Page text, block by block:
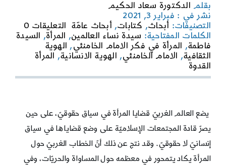
بقلم الدكتورة سعاد الحكيم
نشر في : فبراير 3, 2021
التصنيفات: أبحاث, كتابات,أبحاث عامّة التعليقات 0
الهويّة
رؤى
الكلمات المفتاحية: سيدة نساء العالمين, المرأة, السيدة
فاطمة, المرأة في فكر الامام الخامنئي , الهوية
الثقافية, الامام الخامنئي, الهوية الانسانية, المرأة
القدوة
يضع العالم الغربيّ قضايا المرأة في سياق حقوقيّ، على حين
يصرّ قادة المجتمعات الإسلاميّة على وضع قضاياها في سياق
إنسانيّ لا حقوقيّ. وقد نتج عن ذلك أنّ الخطاب الغربيّ حول
المرأة يكاد يتمحور في معظمه حول المساواة والحريّات، وفي